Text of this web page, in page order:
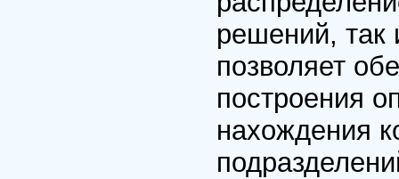
решений, так
позволяет
построения
нахождения